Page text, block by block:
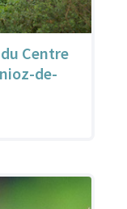
Centre
de-